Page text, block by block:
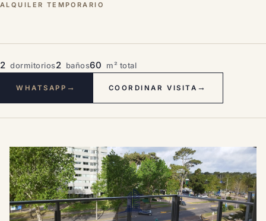
ALQUILER TEMPORARIO
2 dormitorios2 baños60 m² total
WHATSAPP → COORDINAR VISITA →